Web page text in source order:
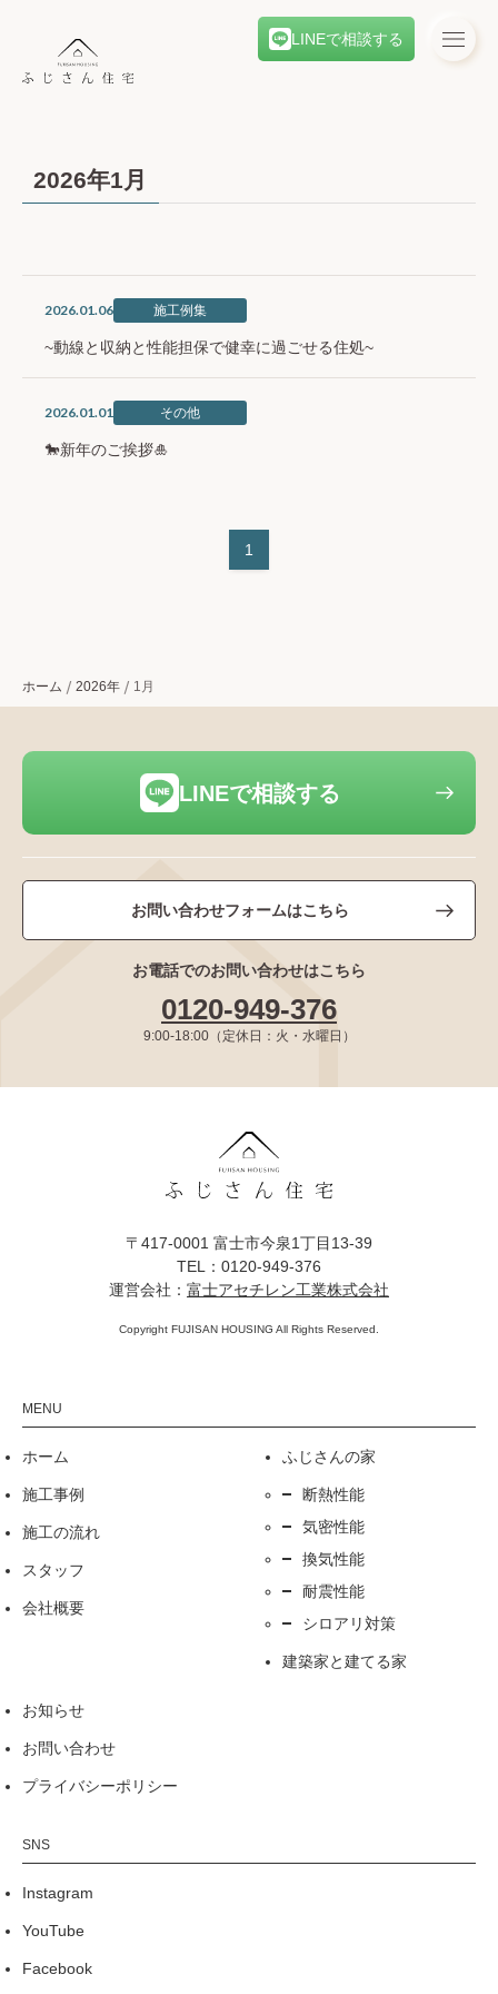
2026年1月
2026.01.06 施工例集
~動線と収納と性能担保で健幸に過ごせる住処~
2026.01.01 その他
🐎新年のご挨拶🎍
1
ホーム 2026年 1月
LINEで相談する
お問い合わせフォームはこちら
お電話でのお問い合わせはこちら
0120-949-376
9:00-18:00（定休日：火・水曜日）
〒417-0001 富士市今泉1丁目13-39
TEL：0120-949-376
運営会社： 富士アセチレン工業株式会社
Copyright FUJISAN HOUSING All Rights Reserved.
ホーム
施工事例
施工の流れ
スタッフ
会社概要
ふじさんの家
断熱性能
気密性能
換気性能
耐震性能
シロアリ対策
建築家と建てる家
お知らせ
お問い合わせ
プライバシーポリシー
Instagram
YouTube
Facebook
LINEで相談する